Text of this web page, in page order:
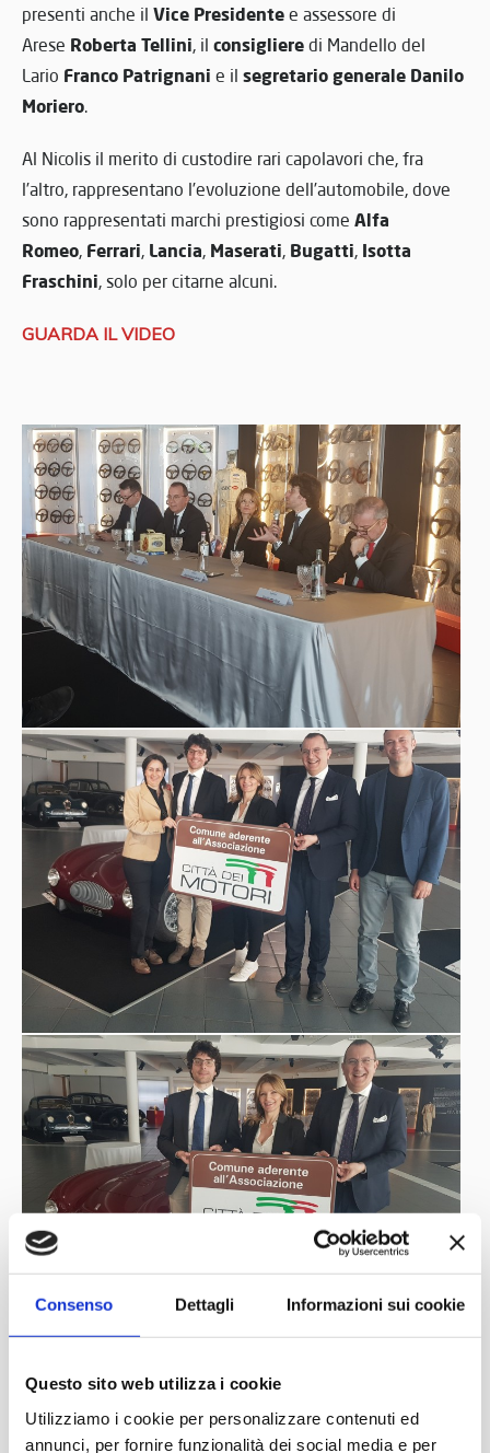
Consenso Dettagli Informazioni sui cookie
Questo sito web utilizza i cookie
Utilizziamo i cookie per personalizzare contenuti ed
annunci, per fornire funzionalità dei social media e per
presenti anche il Vice Presidente e assessore di
Arese Roberta Tellini, il consigliere di Mandello del
Lario Franco Patrignani e il segretario generale Danilo
Moriero.
Al Nicolis il merito di custodire rari capolavori che, fra
l’altro, rappresentano l’evoluzione dell’automobile, dove
sono rappresentati marchi prestigiosi come Alfa
Romeo, Ferrari, Lancia, Maserati, Bugatti, Isotta
Fraschini, solo per citarne alcuni.
GUARDA IL VIDEO